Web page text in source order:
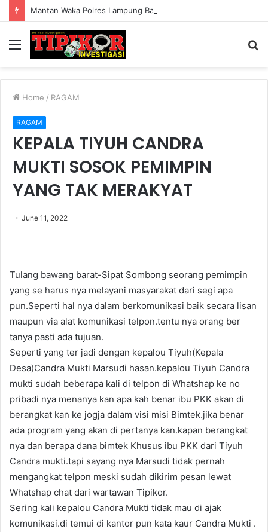
Menu
Home / RAGAM
RAGAM
KEPALA TIYUH CANDRA
MUKTI SOSOK PEMIMPIN
YANG TAK MERAKYAT
June 11, 2022
Tulang bawang barat-Sipat Sombong seorang pemimpin
yang se harus nya melayani masyarakat dari segi apa
pun.Seperti hal nya dalam berkomunikasi baik secara lisan
maupun via alat komunikasi telpon.tentu nya orang ber
tanya pasti ada tujuan.
Seperti yang ter jadi dengan kepalou Tiyuh(Kepala
Desa)Candra Mukti Marsudi hasan.kepalou Tiyuh Candra
mukti sudah beberapa kali di telpon di Whatshap ke no
pribadi nya menanya kan apa kah benar ibu PKK akan di
berangkat kan ke jogja dalam visi misi Bimtek.jika benar
ada program yang akan di pertanya kan.kapan berangkat
nya dan berapa dana bimtek Khusus ibu PKK dari Tiyuh
Candra mukti.tapi sayang nya Marsudi tidak pernah
mengangkat telpon meski sudah dikirim pesan lewat
Whatshap chat dari wartawan Tipikor.
Sering kali kepalou Candra Mukti tidak mau di ajak
komunikasi.di temui di kantor pun kata kaur Candra Mukti .